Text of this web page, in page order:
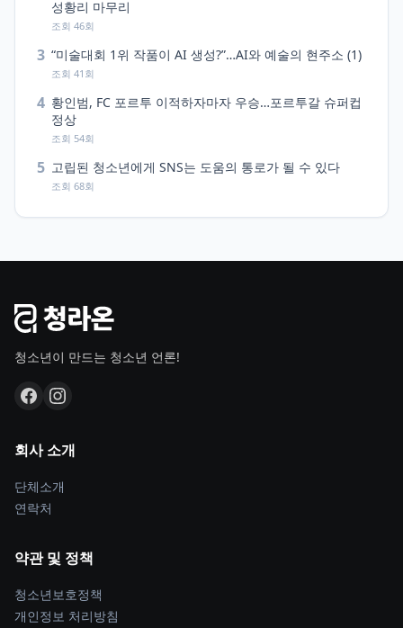
성황리 마무리
조회 46회
3 “미술대회 1위 작품이 AI 생성?”…AI와 예술의 현주소 (1)
조회 41회
4 황인범, FC 포르투 이적하자마자 우승…포르투갈 슈퍼컵
정상
조회 54회
5 고립된 청소년에게 SNS는 도움의 통로가 될 수 있다
조회 68회
청소년이 만드는 청소년 언론!
회사 소개
단체소개
연락처
약관 및 정책
청소년보호정책
개인정보 처리방침